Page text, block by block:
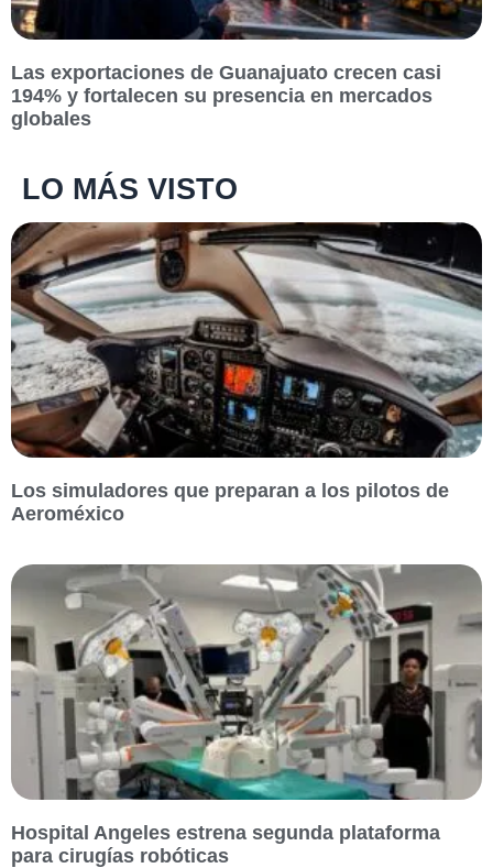
Las exportaciones de Guanajuato crecen casi
194% y fortalecen su presencia en mercados
globales
LO MÁS VISTO
Los simuladores que preparan a los pilotos de
Aeroméxico
Hospital Angeles estrena segunda plataforma
para cirugías robóticas